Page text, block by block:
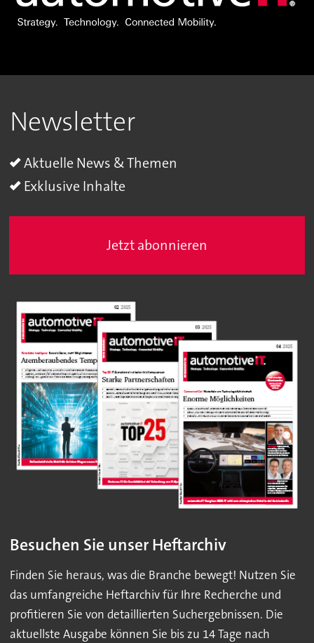
Newsletter
Aktuelle News & Themen
Exklusive Inhalte
Jetzt abonnieren
Besuchen Sie unser Heftarchiv
Finden Sie heraus, was die Branche bewegt! Nutzen Sie
das umfangreiche Heftarchiv für Ihre Recherche und
profitieren Sie von detaillierten Suchergebnissen. Die
aktuellste Ausgabe können Sie bis zu 14 Tage nach